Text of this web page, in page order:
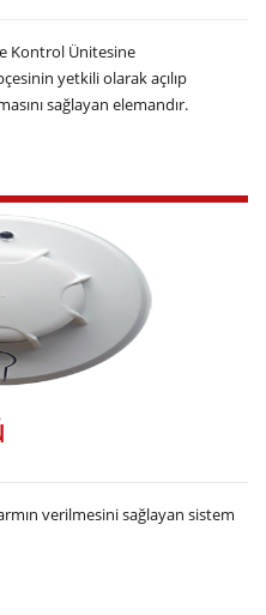
Kontrol Ünitesine
yetkili olarak açılıp
sağlayan elemandır.
verilmesini sağlayan sistem